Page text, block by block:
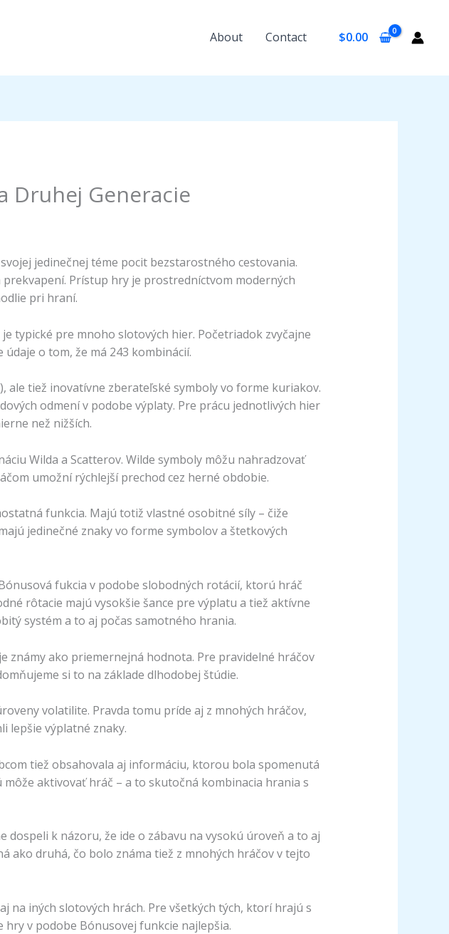
About Contact $0.00
Druhej Generacie
jedinečnej téme pocit bezstarostného cestovania.
Prístup hry je prostredníctvom moderných
pri hraní.
typické pre mnoho slotových hier. Početriadok zvyčajne
o tom, že má 243 kombinácií.
ale tiež inovatívne zberateľské symboly vo forme kuriakov.
odmení v podobe výplaty. Pre prácu jednotlivých hier
než nižších.
Wilda a Scatterov. Wilde symboly môžu nahradzovať
umožní rýchlejší prechod cez herné obdobie.
funkcia. Majú totiž vlastné osobitné síly – čiže
jedinečné znaky vo forme symbolov a štetkových
fukcia v podobe slobodných rotácií, ktorú hráč
rôtacie majú vysokšie šance pre výplatu a tiež aktívne
systém a to aj počas samotného hrania.
známy ako priemernejná hodnota. Pre pravidelné hráčov
si to na základe dlhodobej štúdie.
volatilite. Pravda tomu príde aj z mnohých hráčov,
lepšie výplatné znaky.
tiež obsahovala aj informáciu, ktorou bola spomenutá
aktivovať hráč – a to skutočná kombinacia hrania s
dospeli k názoru, že ide o zábavu na vysokú úroveň a to aj
ako druhá, čo bolo známa tiež z mnohých hráčov v tejto
na iných slotových hrách. Pre všetkých tých, ktorí hrajú s
v podobe Bónusovej funkcie najlepšia.